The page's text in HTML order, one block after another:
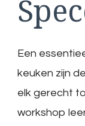
Een
keuken zijn
elk gerecht
workshop